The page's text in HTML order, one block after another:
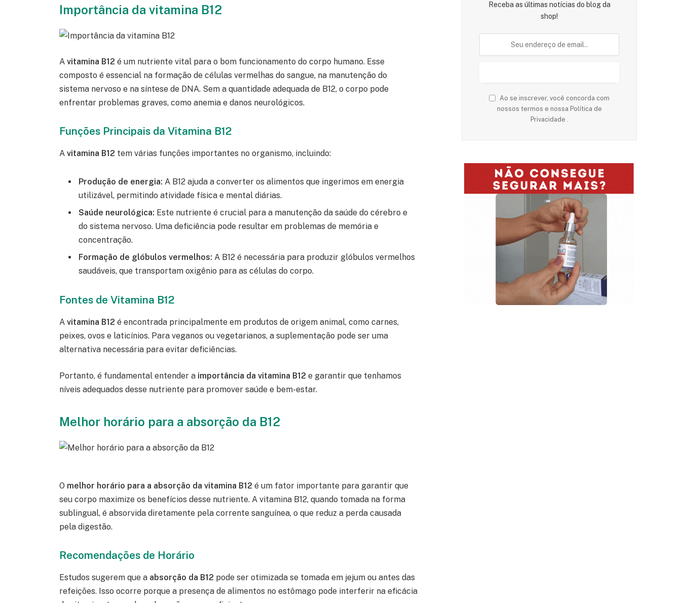
Importância da vitamina B12
Avitamina B12 é um nutriente vital para o bom funcionamento do corpo humano. Esse
composto é essencial na formação de células vermelhas do sangue, na manutenção do
sistema nervoso e na síntese de DNA. Sem a quantidade adequada de B12, o corpo pode
enfrentar problemas graves, como anemia e danos neurológicos.
Funções Principais da Vitamina B12
Avitamina B12 tem várias funções importantes no organismo, incluindo:
Produção de energia: A B12 ajuda a converter os alimentos que ingerimos em energia
utilizável, permitindo atividade física e mental diárias.
Saúde neurológica: Este nutriente é crucial para a manutenção da saúde do cérebro e
do sistema nervoso. Uma deficiência pode resultar em problemas de memória e
concentração.
Formação de glóbulos vermelhos: A B12 é necessária para produzir glóbulos vermelhos
saudáveis, que transportam oxigênio para as células do corpo.
Fontes de Vitamina B12
Avitamina B12 é encontrada principalmente em produtos de origem animal, como carnes,
peixes, ovos e laticínios. Para veganos ou vegetarianos, a suplementação pode ser uma
alternativa necessária para evitar deficiências.
Portanto, é fundamental entender a importância da vitamina B12 e garantir que tenhamos
níveis adequados desse nutriente para promover saúde e bem-estar.
Melhor horário para a absorção da B12
O melhor horário para a absorção da vitamina B12 é um fator importante para garantir que
seu corpo maximize os benefícios desse nutriente. A vitamina B12, quando tomada na forma
sublingual, é absorvida diretamente pela corrente sanguínea, o que reduz a perda causada
pela digestão.
Recomendações de Horário
Estudos sugerem que a absorção da B12 pode ser otimizada se tomada em jejum ou antes das
refeições. Isso ocorre porque a presença de alimentos no estômago pode interferir na eficácia
Receba as últimas notícias do blog da
shop!
Ao se inscrever, você concorda com
nossos termos e nossa Política de
Privacidade .